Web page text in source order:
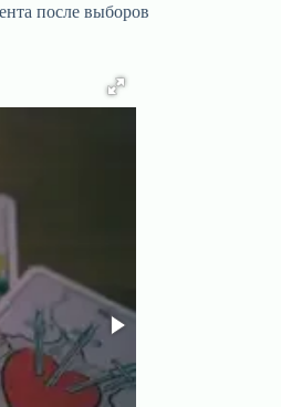
после выборов